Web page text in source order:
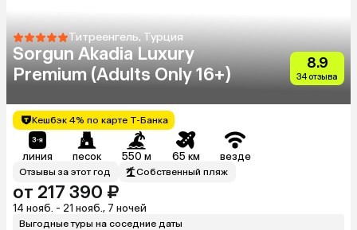
Титреенгель, Турция
Sorgun Akadia Luxury
Premium (Adults Only 16+)
8.9
34 отзыва
Кешбэк 4% по карте Т-Банка
линия песок 550 м 65 км везде
Отзывы за этот год Собственный пляж
от 217 390 ₽
14 нояб. - 21 нояб., 7 ночей
Выгодные туры на соседние даты